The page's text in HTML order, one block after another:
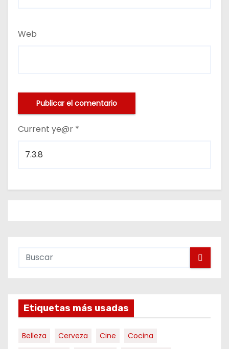
Web
Current ye@r *
Etiquetas más usadas
Belleza Cerveza Cine
Cocina